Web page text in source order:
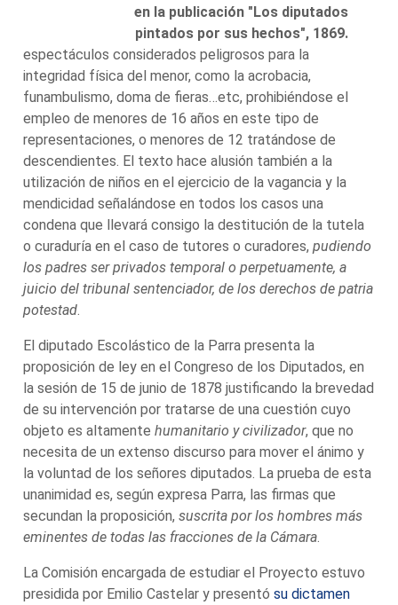
en la publicación "Los diputados
pintados por sus hechos", 1869.
espectáculos considerados peligrosos para la
integridad física del menor, como la acrobacia,
funambulismo, doma de fieras…etc, prohibiéndose el
empleo de menores de 16 años en este tipo de
representaciones, o menores de 12 tratándose de
descendientes. El texto hace alusión también a la
utilización de niños en el ejercicio de la vagancia y la
mendicidad señalándose en todos los casos una
condena que llevará consigo la destitución de la tutela
o curaduría en el caso de tutores o curadores,pudiendo
los padres ser privados temporal o perpetuamente, a
juicio del tribunal sentenciador, de los derechos de patria
potestad
El diputado Escolástico de la Parra presenta la
proposición de ley en el Congreso de los Diputados, en
la sesión de 15 de junio de 1878 justificando la brevedad
de su intervención por tratarse de una cuestión cuyo
objeto es altamentehumanitario y civilizador, que no
necesita de un extenso discurso para mover el ánimo y
la voluntad de los señores diputados. La prueba de esta
unanimidad es, según expresa Parra, las firmas que
secundan la proposición,suscrita por los hombres más
eminentes de todas las fracciones de la Cámara
La Comisión encargada de estudiar el Proyecto estuvo
presidida por Emilio Castelar y presentósu dictamen